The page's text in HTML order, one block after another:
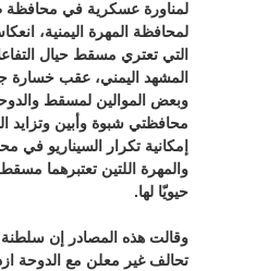
لمناورة عسكرية في محافظة
لمحافظة المهرة اليمنية،
التي تعتري مسقط حيال
المشهد اليمني، عقب خسارة
وبعض الموالين لمسقط
محافظتي شبوة وأبين وتزايد
إمكانية تكرار السيناريو
والمهرة اللتين تعتبرهما
حيويّا لها.
وقالت هذه المصادر إن سلطنة
تحالف غير معلن مع الدوحة